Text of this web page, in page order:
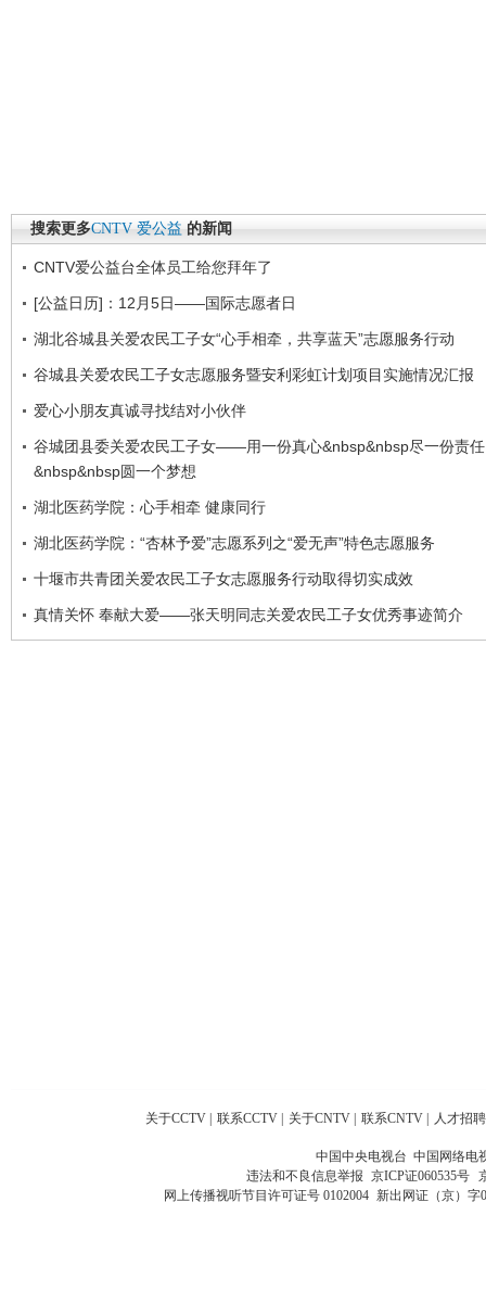
搜索更多CNTV 爱公益 的新闻
CNTV爱公益台全体员工给您拜年了
[公益日历]：12月5日——国际志愿者日
湖北谷城县关爱农民工子女“心手相牵，共享蓝天”志愿服务行动
谷城县关爱农民工子女志愿服务暨安利彩虹计划项目实施情况汇报
爱心小朋友真诚寻找结对小伙伴
谷城团县委关爱农民工子女——用一份真心&nbsp&nbsp尽一份责任
&nbsp&nbsp圆一个梦想
湖北医药学院：心手相牵 健康同行
湖北医药学院：“杏林予爱”志愿系列之“爱无声”特色志愿服务
十堰市共青团关爱农民工子女志愿服务行动取得切实成效
真情关怀 奉献大爱——张天明同志关爱农民工子女优秀事迹简介
关于CCTV 联系CCTV 关于CNTV 联系CNTV 人才招聘
中国中央电视台 中国网络电
违法和不良信息举报 京ICP证060535号
网上传播视听节目许可证号 0102004 新出网证（京）